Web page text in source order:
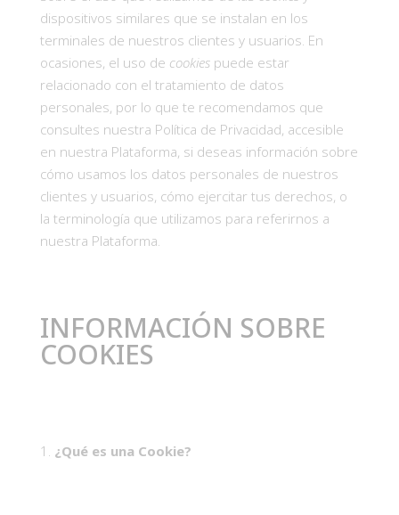
dispositivos similares que se instalan en los
terminales de nuestros clientes y usuarios. En
ocasiones, el uso de cookiespuede estar
relacionado con el tratamiento de datos
personales, por lo que te recomendamos que
consultes nuestra Política de Privacidad, accesible
en nuestra Plataforma, si deseas información sobre
cómo usamos los datos personales de nuestros
clientes y usuarios, cómo ejercitar tus derechos, o
la terminología que utilizamos para referirnos a
nuestra Plataforma.
INFORMACIÓN SOBRE
COOKIES
¿Qué es una Cookie?